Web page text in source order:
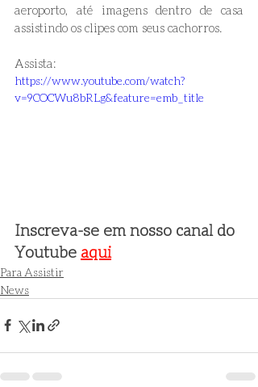
aeroporto, até imagens dentro de casa
assistindo os clipes com seus cachorros.
Assista:
https://www.youtube.com/watch?
v=9COCWu8bRLg&feature=emb_title
Inscreva-se em nosso canal do
Youtube aqui
Para Assistir
News